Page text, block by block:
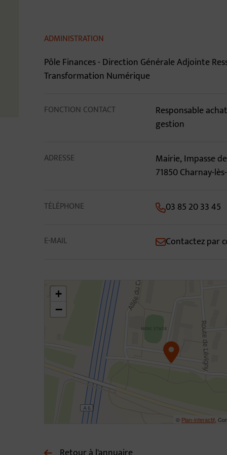
Contenu de la fiche
ADMINISTRATION
Pôle Finances - Direction Générale Adjointe
Transformation Numérique
FONCTION CONTACT
Responsable
gestion
ADRESSE
Mairie, Impasse
71850 Charnay-
TÉLÉPHONE 03 85 20 33 45
E-MAIL Contactez par
46.31031483109773,4.796480837703209
+
−
© Plan-interactif ,